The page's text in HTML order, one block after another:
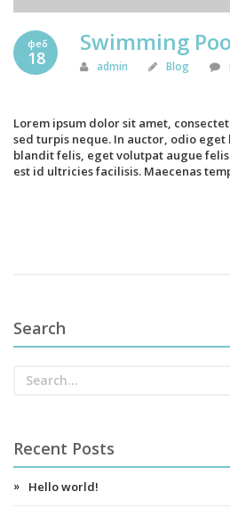
феб
18
Swimming
admin Blog
Lorem ipsum dolor sit amet,
sed turpis neque. In auctor, odio
blandit felis, eget volutpat augue
est id ultricies facilisis. Maecenas
Search
Recent Posts
Hello world!